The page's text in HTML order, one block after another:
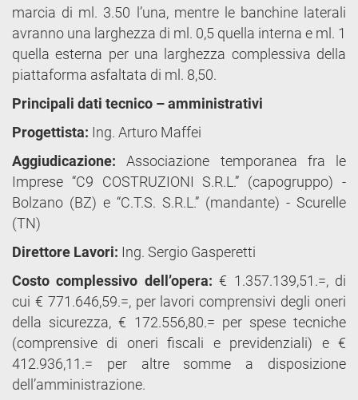
marcia di ml. 3.50 l’una, mentre le banchine laterali
avranno una larghezza di ml. 0,5 quella interna e ml. 1
quella esterna per una larghezza complessiva della
piattaforma asfaltata di ml. 8,50.
Principali dati tecnico – amministrativi
Progettista: Ing. Arturo Maffei
Aggiudicazione: Associazione temporanea fra le
Imprese “C9 COSTRUZIONI S.R.L.” (capogruppo) -
Bolzano (BZ) e “C.T.S. S.R.L.” (mandante) - Scurelle
(TN)
Direttore Lavori: Ing. Sergio Gasperetti
Costo complessivo dell’opera: € 1.357.139,51.=, di
cui € 771.646,59.=, per lavori comprensivi degli oneri
della sicurezza, € 172.556,80.= per spese tecniche
(comprensive di oneri fiscali e previdenziali) e €
412.936,11.= per altre somme a disposizione
dell’amministrazione.